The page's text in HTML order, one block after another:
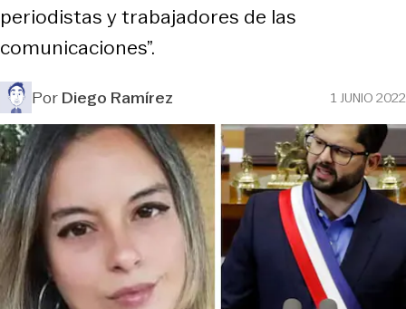
periodistas y trabajadores de las
comunicaciones”.
PorDiego Ramírez 1 JUNIO 2022